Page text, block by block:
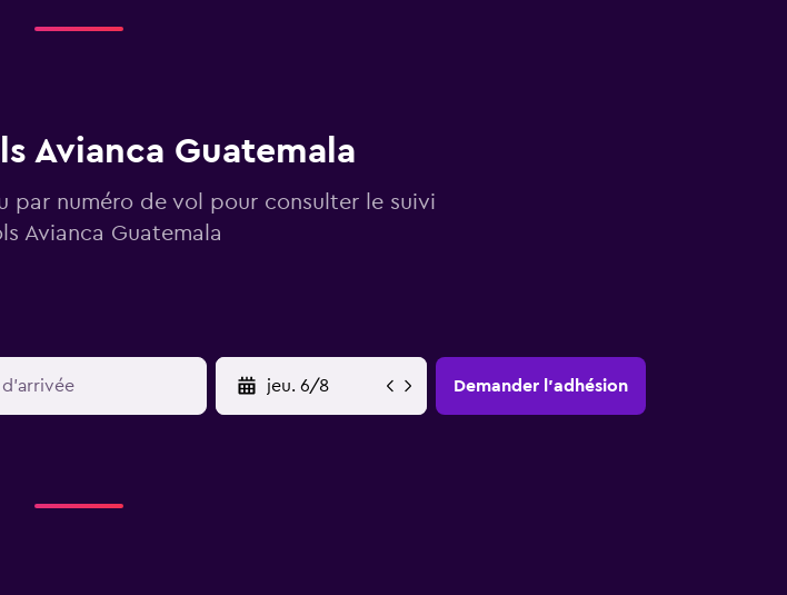
Avianca Guatemala
par numéro de vol pour consulter le suivi
Avianca Guatemala
Demander l’adhésion